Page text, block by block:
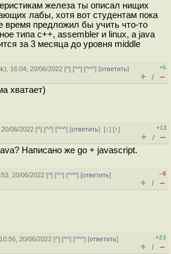
железа ты описал нищих
лабы, хотя вот студентам пока
время предложил бы учить что-то
типа с++, assembler и linux, а java
за 3 месяца до уровня middle
), 16:04, 20/06/2022 [^] [^^] [^^^] [ответить]
+6
+ / –
хватает)
06/2022 [^] [^^] [^^^] [ответить][↓] [↑]
+13
+ / –
Написано же go + javascript.
20/06/2022 [^] [^^] [^^^] [ответить]
–8
+ / –
20/06/2022 [^] [^^] [^^^] [ответить]
+23
+ / –